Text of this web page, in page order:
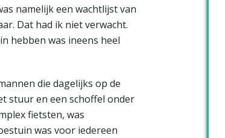
namelijk een wachtlijst van
Dat had ik niet verwacht.
hebben was ineens heel
die dagelijks op de
stuur en een schoffel onder
fietsten, was
was voor iedereen